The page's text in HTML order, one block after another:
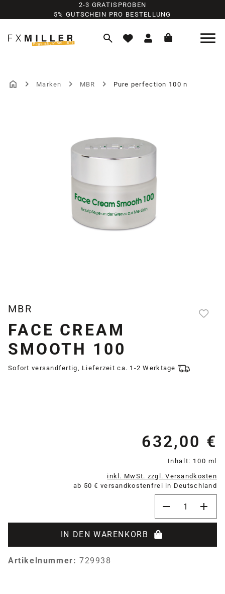
Zum Hauptinhalt springen
2-3 GRATISPROBEN
5% GUTSCHEIN PRO BESTELLUNG
Marken MBR Pure perfection 100 n
MBR
FACE CREAM
SMOOTH 100
Sofort versandfertig, Lieferzeit ca. 1-2 Werktage
632,00 €
Inhalt: 100 ml
inkl. MwSt. zzgl. Versandkosten
ab 50 € versandkostenfrei in Deutschland
IN DEN WARENKORB
Artikelnummer: 729938